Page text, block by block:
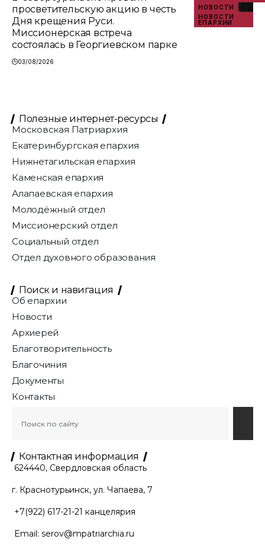
НОВОСТИ
НОВОСТИ
ЕПАРХИИ
просветительскую акцию в честь
Дня крещения Руси.
Миссионерская встреча
состоялась в Георгиевском парке
03/08/2026
Полезные интернет-ресурсы
Московская Патриархия
Екатеринбургская епархия
Нижнетагильская епархия
Каменская епархия
Алапаевская епархия
Молодёжный отдел
Миссионерский отдел
Социальный отдел
Отдел духовного образования
Поиск и навигация
Об епархии
Новости
Архиерей
Благотворительность
Благочиния
Документы
Контакты
Контактная информация
624440, Свердловская область
г. Краснотурьинск, ул. Чапаева, 7
+7(922) 617-21-21 канцелярия
Email: serov@mpatriarchia.ru